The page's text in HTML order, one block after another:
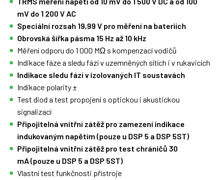
mV do 1 200 V AC
Speciální rozsah 19,99 V pro měření na bateriích
Obrovská šířka pásma 15 Hz až 10 kHz
Měření odporu do 1 000 MΩ s kompenzací vodičů
Indikace fáze a sledu fází v uzemněných sítích i v rukavicích
Indikace sledu fází v izolovaných IT soustavách
Indikace polarity ±
Test diod a test propojení s optickou i akustickou
signalizací
Připojitelná vnitřní zátěž pro zamezení indikace
indukovaným napětím (pouze u DSP 5 a DSP 5ST)
Připojitelná vnitřní zátěž pro test chráničů 30
mA(pouze u DSP 5 a DSP 5ST)
Vlastní test funkčnosti přístroje